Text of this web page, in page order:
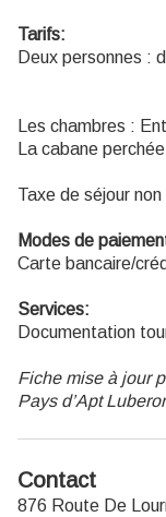
Tarifs:
Deux personnes :
Les chambres :
La cabane
Taxe de séjour non
Modes de
Carte bancaire/
Services:
Documentation
Fiche mise à jour
Pays d’Apt
Contact
876 Route De